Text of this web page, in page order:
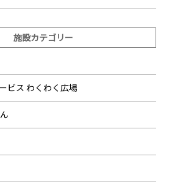
施設カテゴリー
ビス わくわく広場